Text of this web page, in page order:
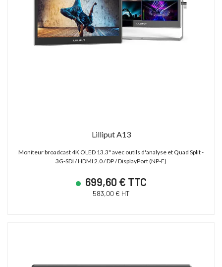
Lilliput A13
Moniteur broadcast 4K OLED 13.3" avec outils d'analyse et Quad Split -
3G-SDI / HDMI 2.0 / DP / DisplayPort (NP-F)
699,60 € TTC
583,00 € HT